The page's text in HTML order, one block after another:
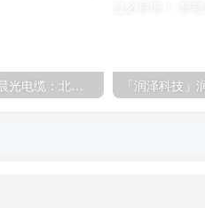
「晨光电缆」“晨光电缆：北交所上市，盈利稳定，但面临行业挑战